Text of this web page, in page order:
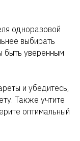
одноразовой
выбирать
быть уверенным
и убедитесь,
Также учтите
оптимальный